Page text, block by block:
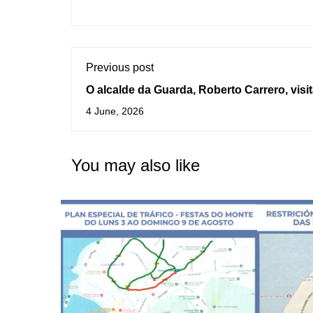
Previous post
O alcalde da Guarda, Roberto Carrero,
salón de peiteado "Maylacor" dentro da
4 June, 2026
You may also like